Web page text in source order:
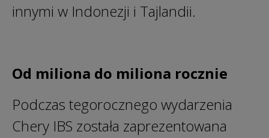
innymi w Indonezji i Tajlandii.
Od miliona do miliona rocznie
Podczas tegorocznego wydarzenia
Chery IBS została zaprezentowana